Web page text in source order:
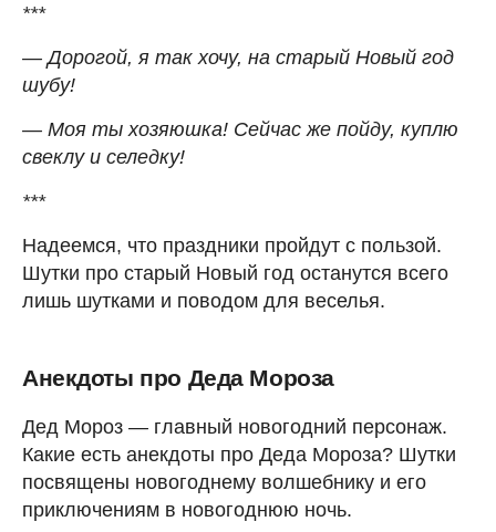
***
— Дорогой, я так хочу, на старый Новый год
шубу!
— Моя ты хозяюшка! Сейчас же пойду, куплю
свеклу и селедку!
***
Надеемся, что праздники пройдут с пользой.
Шутки про старый Новый год останутся всего
лишь шутками и поводом для веселья.
Анекдоты про Деда Мороза
Дед Мороз — главный новогодний персонаж.
Какие есть анекдоты про Деда Мороза? Шутки
посвящены новогоднему волшебнику и его
приключениям в новогоднюю ночь.